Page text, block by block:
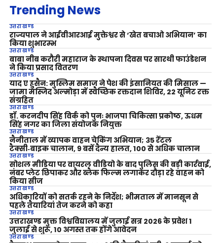
Trending News
उत्तराखण्ड
राज्यपाल ने आईवीआरआई मुक्तेश्वर से ‘खेत बचाओ अभियान’ का
किया शुभारम्भ
उत्तराखण्ड
बाबा नीब करौरी महाराज के स्थापना दिवस पर सारथी फाउंडेशन
ने किया प्रसाद वितरण
उत्तराखण्ड
याद ए हुसैन: मुस्लिम समाज ने पेश की इंसानियत की मिसाल —
जामा मस्जिद अल्मोड़ा में स्वैच्छिक रक्तदान शिविर, 22 यूनिट रक्त
संग्रहित
उत्तराखण्ड
डॉ. करनदीप सिंह विर्क को पुनः भाजपा चिकित्सा प्रकोष्ठ, ऊधम
सिंह नगर का जिला संयोजक नियुक्त
उत्तराखण्ड
नैनीताल में व्यापक वाहन चेकिंग अभियान; 35 रेंटल
टैक्सी‑बाइक चालान, 9 बसें दैन्य हालत, 100 से अधिक चालान
उत्तराखण्ड
सोशल मीडिया पर वायरल वीडियो के बाद पुलिस की बड़ी कार्रवाई,
नंबर प्लेट छिपाकर और ब्लैक फिल्म लगाकर दौड़ा रहे वाहन को
किया सीज
उत्तराखण्ड
अधिकारियों को सतर्क रहने के निर्देश; भीमताल में मानसून से
पहले तैयारियां तेज करने को कहा
उत्तराखण्ड
उत्तराखण्ड मुक्त विश्वविद्यालय में जुलाई सत्र 2026 के प्रवेश 1
जुलाई से शुरू, 10 अगस्त तक होंगे आवेदन
उत्तराखण्ड